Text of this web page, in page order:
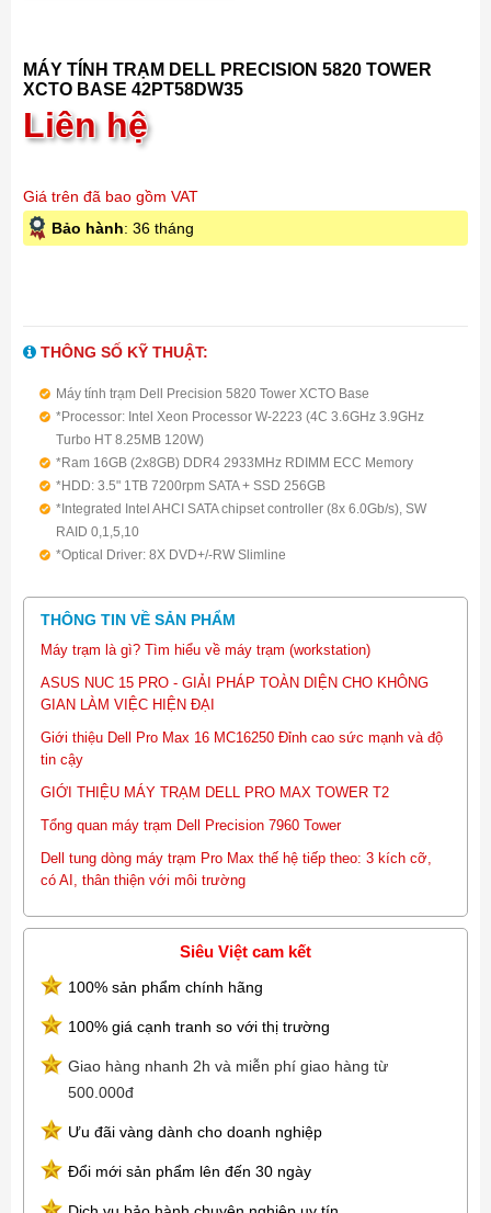
MÁY TÍNH TRẠM DELL PRECISION 5820 TOWER
XCTO BASE 42PT58DW35
Liên hệ
Giá trên đã bao gồm VAT
Bảo hành: 36 tháng
THÔNG SỐ KỸ THUẬT:
Máy tính trạm Dell Precision 5820 Tower XCTO Base
*Processor: Intel Xeon Processor W-2223 (4C 3.6GHz 3.9GHz
Turbo HT 8.25MB 120W)
*Ram 16GB (2x8GB) DDR4 2933MHz RDIMM ECC Memory
*HDD: 3.5" 1TB 7200rpm SATA + SSD 256GB
*Integrated Intel AHCI SATA chipset controller (8x 6.0Gb/s), SW
RAID 0,1,5,10
*Optical Driver: 8X DVD+/-RW Slimline
*Dell Optical Mouse + Keyboard
*Windows 10 Pro for Workstations (up to 4 Cores) English
*3Yr Keep Your HD + 3Yr ProSupport
THÔNG TIN VỀ SẢN PHẨM
Máy trạm là gì? Tìm hiểu về máy trạm (workstation)
ASUS NUC 15 PRO - GIẢI PHÁP TOÀN DIỆN CHO KHÔNG
GIAN LÀM VIỆC HIỆN ĐẠI
Giới thiệu Dell Pro Max 16 MC16250 Đỉnh cao sức mạnh và độ
tin cậy
GIỚI THIỆU MÁY TRẠM DELL PRO MAX TOWER T2
Tổng quan máy trạm Dell Precision 7960 Tower
Dell tung dòng máy trạm Pro Max thế hệ tiếp theo: 3 kích cỡ,
có AI, thân thiện với môi trường
Siêu Việt cam kết
100% sản phẩm chính hãng
100% giá cạnh tranh so với thị trường
Giao hàng nhanh 2h và miễn phí giao hàng từ
500.000đ
Ưu đãi vàng dành cho doanh nghiệp
Đổi mới sản phẩm lên đến 30 ngày